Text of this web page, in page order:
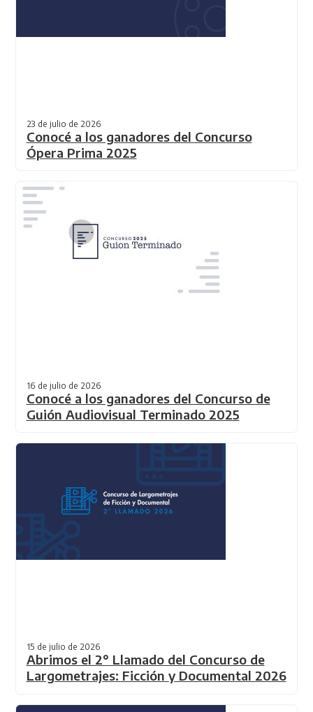
23 de julio de 2026
Conocé a los ganadores del Concurso
Ópera Prima 2025
16 de julio de 2026
Conocé a los ganadores del Concurso de
Guión Audiovisual Terminado 2025
15 de julio de 2026
Abrimos el 2° Llamado del Concurso de
Largometrajes: Ficción y Documental 2026